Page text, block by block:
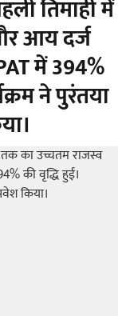
तिमाही में
आय दर्ज
में 394%
ने पुरंतया